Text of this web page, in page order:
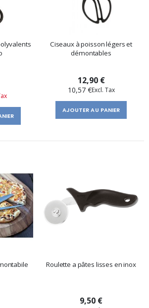
Ciseaux à poisson légers et
démontables
12,90 €
10,57 €
AJOUTER AU PANIER
Roulette a pâtes lisses en inox
9,50 €